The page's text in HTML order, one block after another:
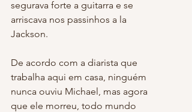
segurava forte a guitarra e se
arriscava nos passinhos a la
Jackson.
De acordo com a diarista que
trabalha aqui em casa, ninguém
nunca ouviu Michael, mas agora
que ele morreu, todo mundo